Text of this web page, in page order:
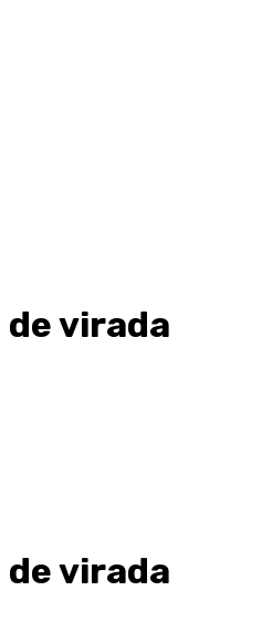
de virada
de virada